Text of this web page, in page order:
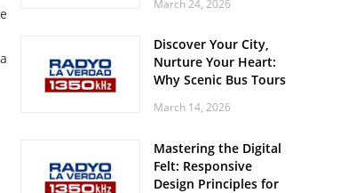
Steady and Smooth
March 24, 2026
Discover Your City,
Nurture Your Heart:
Why Scenic Bus Tours
Practice
March 14, 2026
Mastering the Digital
Felt: Responsive
Design Principles for